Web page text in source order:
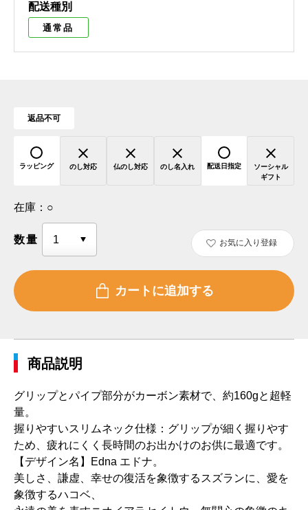
配送種別
通常品
返品不可
ラッピング のし対応 仏のし対応 のし名入れ 配送日指定
ソーシャル
ギフト
在庫： ○
数量 お気に入り登録
商品説明
グリップとパイプ部分がカーボン素材で、約160gと超軽
量。
握りやすいスリムネック仕様：グリップが細く握りやす
ため、疲れにくく長時間のお出かけのお供に最適です。
【デザイン名】Edna エドナ。
美しさ、謙虚、幸せの復活を象徴するスズランに、愛を
象徴するハコベ、